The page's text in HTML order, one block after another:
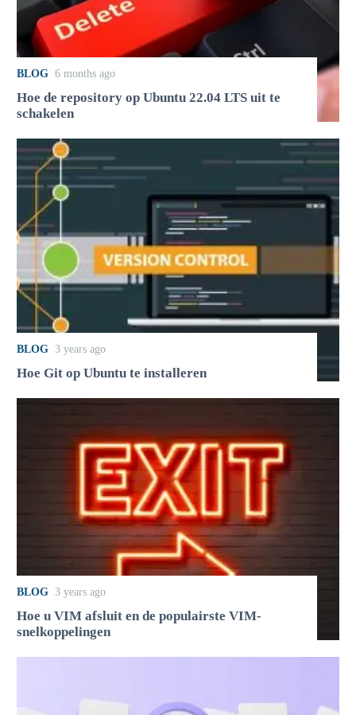
BLOG 6 months ago
Hoe de repository op Ubuntu 22.04 LTS uit te
schakelen
BLOG 3 years ago
Hoe Git op Ubuntu te installeren
BLOG 3 years ago
Hoe u VIM afsluit en de populairste VIM-
snelkoppelingen